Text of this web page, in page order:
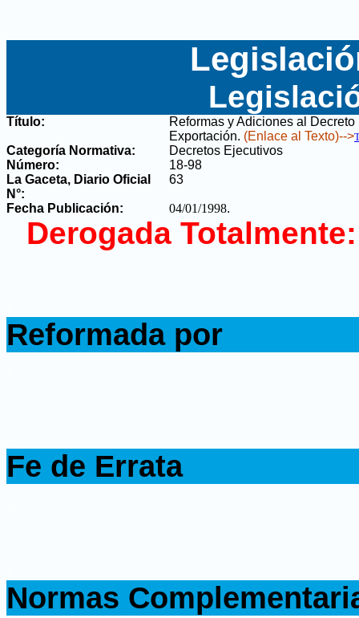
Título:
Reformas y Adiciones al
Exportación. (Enlace al Texto)-->
Categoría Normativa:
Decretos Ejecutivos
Número:
18-98
La Gaceta, Diario Oficial
N°:
63
Fecha Publicación: 04/01/1998.
Derogada Totalmente:
Reformada por
Fe de Errata
Normas